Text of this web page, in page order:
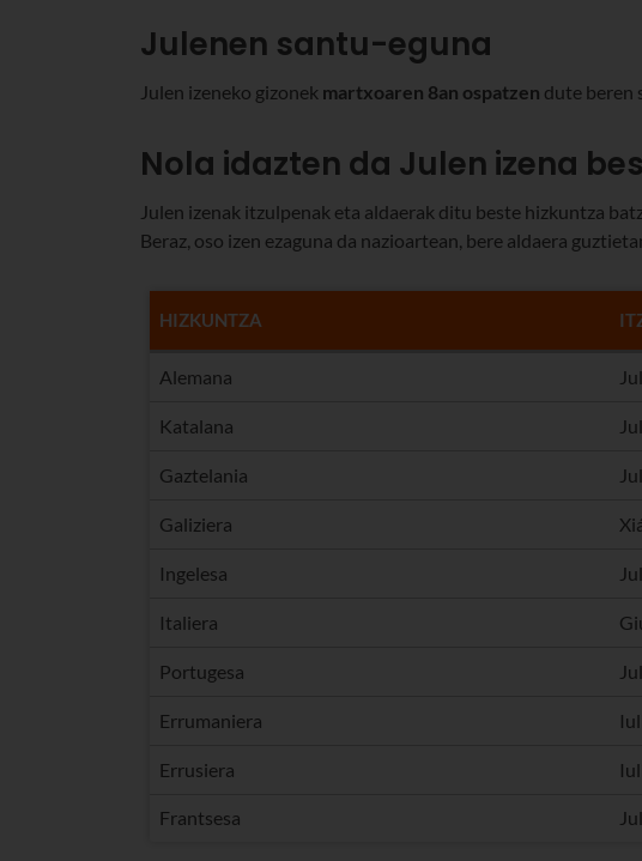
Julenen santu-eguna
Julen izeneko gizonek martxoaren 8an ospatzen dute beren
Nola idazten da Julen izena
Julen izenak itzulpenak eta aldaerak ditu beste hizkuntza
Beraz, oso izen ezaguna da nazioartean, bere aldaera
HIZKUNTZA
Alemana
Katalana
Gaztelania
Galiziera
Ingelesa
Italiera
Portugesa
Errumaniera
Errusiera
Frantsesa